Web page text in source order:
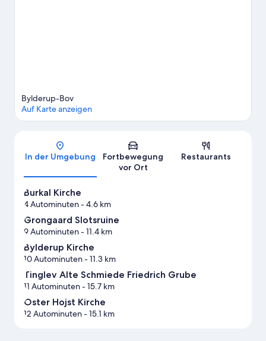
Karte
Bylderup-Bov
Auf Karte anzeigen
In der Umgebung
Fortbewegung
vor Ort
Restaurants
Burkal Kirche
4 Autominuten- 4.6 km
Grongaard Slotsruine
9 Autominuten- 11.4 km
Bylderup Kirche
10 Autominuten- 11.3 km
Tinglev Alte Schmiede Friedrich Grube
11 Autominuten- 15.7 km
Oster Hojst Kirche
12 Autominuten- 15.1 km